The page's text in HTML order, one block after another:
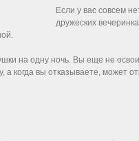
Если у вас совсем
дружеских
на одну ночь. Вы еще не
а когда вы отказываете,